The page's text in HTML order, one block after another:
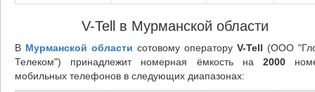
V-Tell в Мурманской области
В Мурманской области сотовому операторуV-Tell (ООО
Телеком") принадлежит номерная ёмкость на2000
мобильных телефонов в следующих диапазонах: